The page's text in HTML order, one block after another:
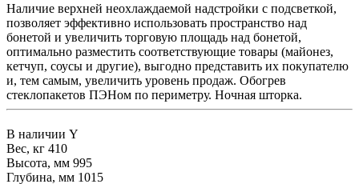
Наличие верхней неохлаждаемой надстройки с подсветкой,
позволяет эффективно использовать пространство над
бонетой и увеличить торговую площадь над бонетой,
оптимально разместить соответствующие товары (майонез,
кетчуп, соусы и другие), выгодно представить их покупателю
и, тем самым, увеличить уровень продаж. Обогрев
стеклопакетов ПЭНом по периметру. Ночная шторка.
В наличии Y
Вес, кг 410
Высота, мм 995
Глубина, мм 1015